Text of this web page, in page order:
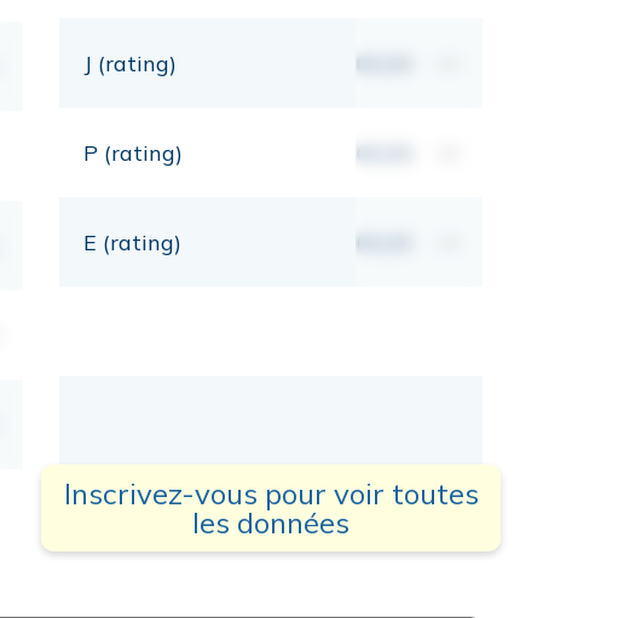
J (rating) 00,00
P (rating) 00,00
E (rating) 00,00
Inscrivez-vous pour voir toutes
les données